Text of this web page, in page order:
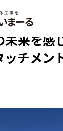
田製作
未来を感
ッチメン